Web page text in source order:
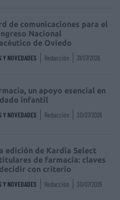
de comunicaciones para el
Nacional
de Oviedo
Y NOVEDADES Redacción 31/07/2026
un apoyo esencial en
infantil
Y NOVEDADES Redacción 30/07/2026
edición de Kardia Select
de farmacia: claves
con criterio
Y NOVEDADES Redacción 30/07/2026